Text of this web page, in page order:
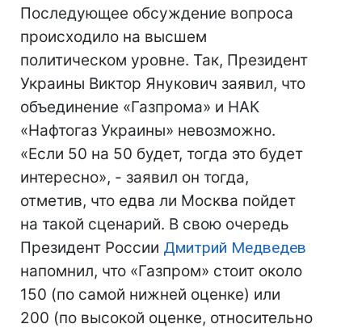
Последующее обсуждение вопроса
происходило на высшем
политическом уровне. Так, Президент
Украины Виктор Янукович заявил, что
объединение «Газпрома» и НАК
«Нафтогаз Украины» невозможно.
«Если 50 на 50 будет, тогда это будет
интересно», - заявил он тогда,
отметив, что едва ли Москва пойдет
на такой сценарий. В свою очередь
Президент России Дмитрий Медведев
напомнил, что «Газпром» стоит около
150 (по самой нижней оценке) или
200 (по высокой оценке, относительно